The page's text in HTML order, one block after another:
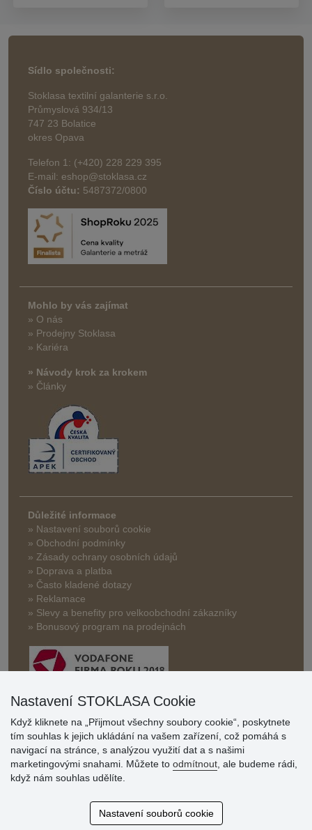
Sídlo společnosti:
Stoklasa textilní galanterie s.r.o.
Průmyslová 934/13
747 23 Bolatice
okres Opava
Telefon 1: (+420) 228 229 395
E-mail: eshop@stoklasa.cz
Číslo účtu: 5487372/0800
Mohlo by vás zajímat
» O nás
» Prodejny Stoklasa
» Kariéra
» Návody krok za krokem
» Články
Důležité informace
» Nastavení souborů cookie
» Obchodní podmínky
» Zásady ochrany osobních údajů
» Doprava a platba
» Často kladené dotazy
» Reklamace
» Slevy a benefity pro velkoobchodní zákazníky
» Bonusový program na prodejnách
Hodnocení
zákazníků
29.7.2026
Super obchod, kvalitní zboží za slušné ceny. Vřele
Nastavení STOKLASA Cookie
Když kliknete na „Přijmout všechny soubory cookie“, poskytnete
tím souhlas k jejich ukládání na vašem zařízení, což pomáhá s
navigací na stránce, s analýzou využití dat a s našimi
marketingovými snahami. Můžete to odmítnout , ale budeme rádi,
když nám souhlas udělíte.
Nastavení souborů cookie